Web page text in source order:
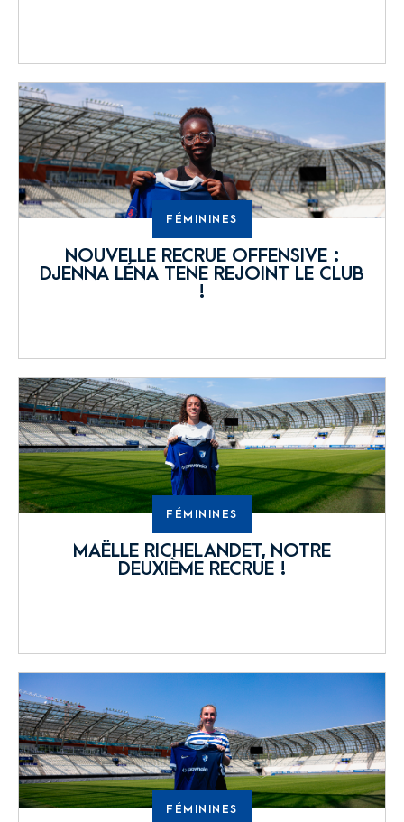
FÉMININES
NOUVELLE RECRUE OFFENSIVE :
DJENNA LÉNA TENE REJOINT LE CLUB
!
FÉMININES
MAËLLE RICHELANDET, NOTRE
DEUXIÈME RECRUE !
FÉMININES